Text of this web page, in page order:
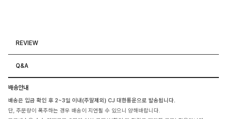
REVIEW
Q&A
배송안내
배송은 입금 확인 후 2~3일 이내(주말제외) CJ 대한통운으로 발송됩니다.
단, 주문량이 폭주하는 경우 배송이 지연될 수 있으니 양해바랍니다.